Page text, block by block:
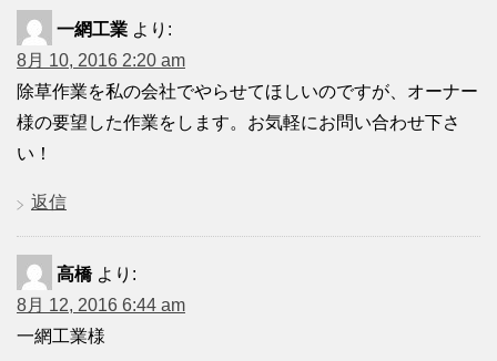
一網工業 より:
8月 10, 2016 2:20 am
除草作業を私の会社でやらせてほしいのですが、オーナー
様の要望した作業をします。お気軽にお問い合わせ下さ
い！
返信
高橋 より:
8月 12, 2016 6:44 am
一網工業様